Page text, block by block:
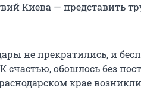
Киева — представить
не прекратились, и
счастью, обошлось без
крае